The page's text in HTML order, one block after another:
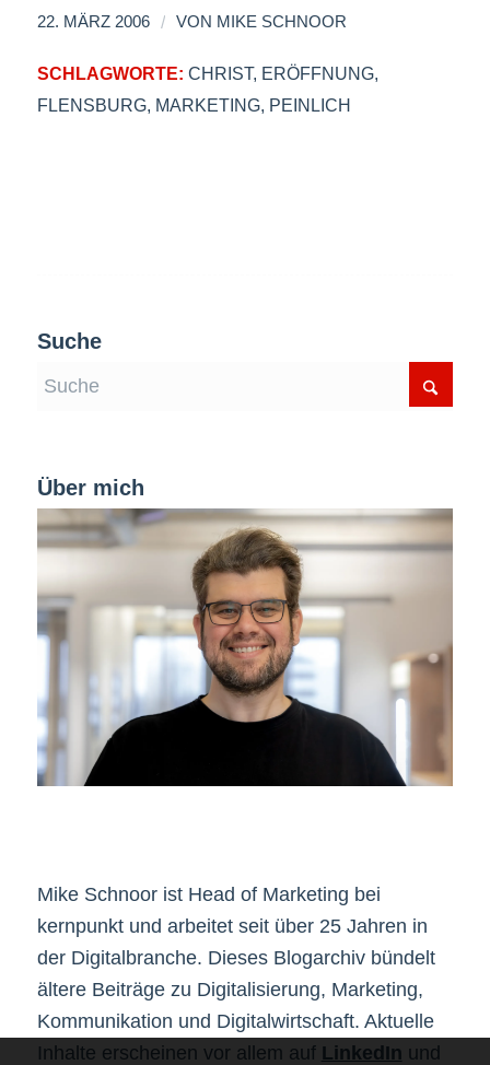
22. MÄRZ 2006 / VON MIKE SCHNOOR
SCHLAGWORTE: CHRIST, ERÖFFNUNG,
FLENSBURG, MARKETING, PEINLICH
Suche
Über mich
Mike Schnoor ist Head of Marketing bei
kernpunkt und arbeitet seit über 25 Jahren in
der Digitalbranche. Dieses Blogarchiv bündelt
ältere Beiträge zu Digitalisierung, Marketing,
Kommunikation und Digitalwirtschaft. Aktuelle
Inhalte erscheinen vor allem auf LinkedIn und